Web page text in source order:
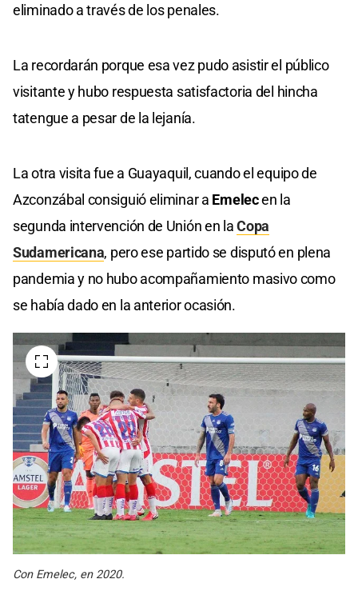
eliminado a través de los penales.
La recordarán porque esa vez pudo asistir el público
visitante y hubo respuesta satisfactoria del hincha
tatengue a pesar de la lejanía.
La otra visita fue a Guayaquil, cuando el equipo de
Azconzábal consiguió eliminar a Emelecen la
segunda intervención de Unión en laCopa
Sudamericana, pero ese partido se disputó en plena
pandemia y no hubo acompañamiento masivo como
se había dado en la anterior ocasión.
Con Emelec, en 2020.